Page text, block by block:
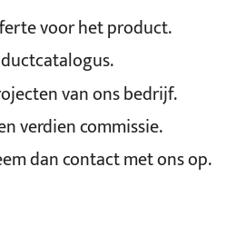
voor het product.
van ons bedrijf.
verdien commissie.
dan contact met ons op.